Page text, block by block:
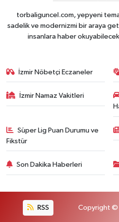
torbaliguncel.com, yepyeni
sadelik ve modernizmi bir araya
insanlara haber
İzmir Nöbetçi Eczaneler
İzmir Namaz Vakitleri
Süper Lig Puan Durumu ve
Fikstür
Son Dakika Haberleri
RSS Copyright ©